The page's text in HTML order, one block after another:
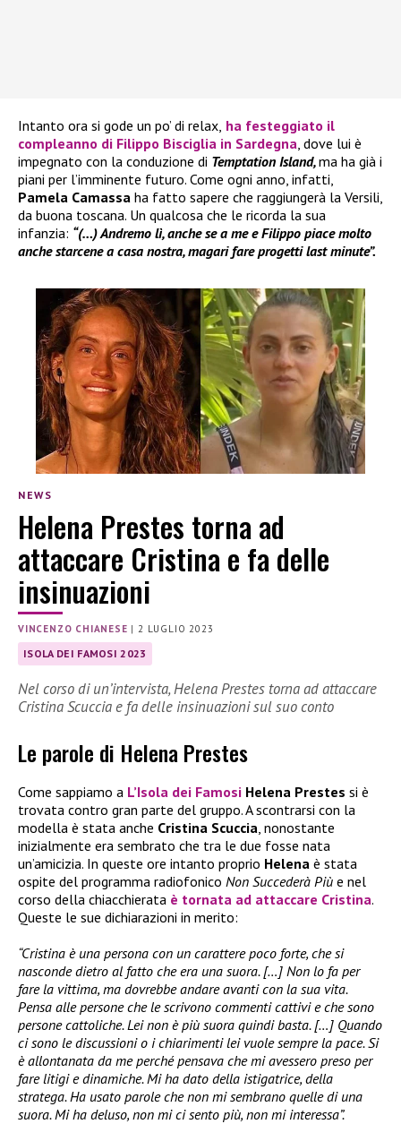
Intanto ora si gode un po’ di relax, ha festeggiato il
compleanno di Filippo Bisciglia in Sardegna, dove lui è
impegnato con la conduzione di Temptation Island,ma ha già i
piani per l’imminente futuro. Come ogni anno, infatti,
Pamela Camassa ha fatto sapere che raggiungerà la Versili,
da buona toscana. Un qualcosa che le ricorda la sua
infanzia: “(…) Andremo lì, anche se a me e Filippo piace molto
anche starcene a casa nostra, magari fare progetti last minute”.
NEWS
Helena Prestes torna ad
attaccare Cristina e fa delle
insinuazioni
VINCENZO CHIANESE | 2 LUGLIO 2023
ISOLA DEI FAMOSI 2023
Nel corso di un’intervista, Helena Prestes torna ad attaccare
Cristina Scuccia e fa delle insinuazioni sul suo conto
Le parole di Helena Prestes
Come sappiamo a L’Isola dei Famosi Helena Prestes si è
trovata contro gran parte del gruppo. A scontrarsi con la
modella è stata anche Cristina Scuccia , nonostante
inizialmente era sembrato che tra le due fosse nata
un’amicizia. In queste ore intanto proprio Helena è stata
ospite del programma radiofonico Non Succederà Più e nel
corso della chiacchierata è tornata ad attaccare Cristina.
Queste le sue dichiarazioni in merito:
“Cristina è una persona con un carattere poco forte, che si
nasconde dietro al fatto che era una suora. […] Non lo fa per
fare la vittima, ma dovrebbe andare avanti con la sua vita.
Pensa alle persone che le scrivono commenti cattivi e che sono
persone cattoliche. Lei non è più suora quindi basta. […] Quando
ci sono le discussioni o i chiarimenti lei vuole sempre la pace. Si
è allontanata da me perché pensava che mi avessero preso per
fare litigi e dinamiche. Mi ha dato della istigatrice, della
stratega. Ha usato parole che non mi sembrano quelle di una
suora. Mi ha deluso, non mi ci sento più, non mi interessa”.